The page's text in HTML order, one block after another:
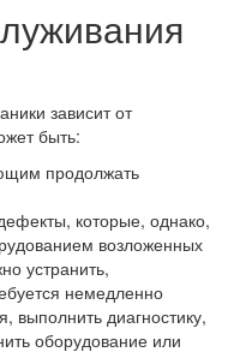
зависит от
быть:
продолжать
которые, однако,
возложенных
устранить,
немедленно
выполнить диагностику,
оборудование или